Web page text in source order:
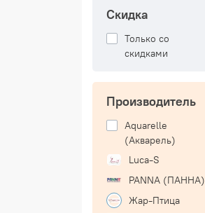
Скидка
Только со
cкидками
Производитель
Aquarelle
(Акварель)
Luca-S
PANNA (ПАННА)
Жар-Птица